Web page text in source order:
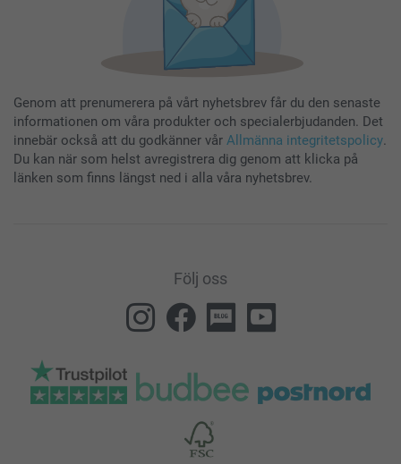
Genom att prenumerera på vårt nyhetsbrev får du den senaste
informationen om våra produkter och specialerbjudanden. Det
innebär också att du godkänner vår Allmänna integritetspolicy.
Du kan när som helst avregistrera dig genom att klicka på
länken som finns längst ned i alla våra nyhetsbrev.
Följ oss